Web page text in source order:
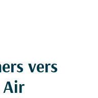
vers
Air